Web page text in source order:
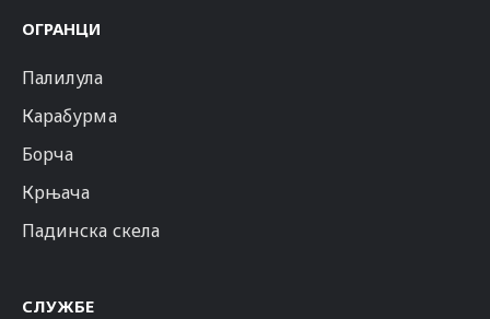
ОГРАНЦИ
Палилула
Карабурма
Борча
Крњача
Падинска скела
СЛУЖБЕ